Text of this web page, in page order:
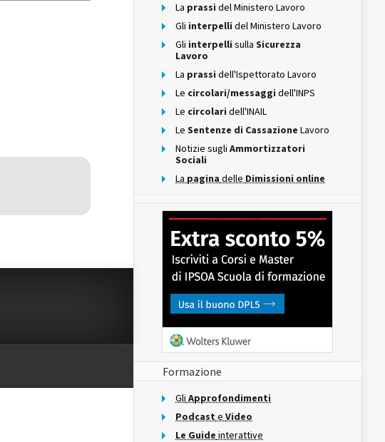
La prassi del Ministero Lavoro
Gli interpelli del Ministero Lavoro
Gli interpelli sulla Sicurezza
Lavoro
La prassi dell'Ispettorato Lavoro
Le circolari/messaggi dell'INPS
Le circolari dell'INAIL
Le Sentenze di Cassazione Lavoro
Notizie sugli Ammortizzatori
Sociali
La pagina delle Dimissioni online
Formazione
Gli Approfondimenti
Podcast e Video
Le Guide interattive